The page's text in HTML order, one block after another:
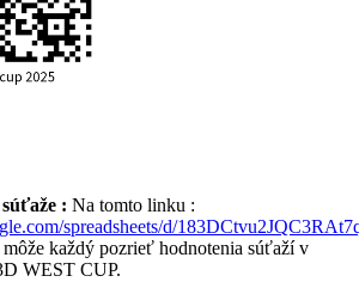
: Na tomto linku :
spreadsheets/d/
môže každý pozrieť hodnotenia súťaží v
WEST CUP.